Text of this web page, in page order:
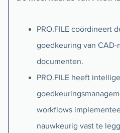
PRO.FILE coördineert
goedkeuring van
documenten.
PRO.FILE heeft
workflows
nauwkeurig vast te